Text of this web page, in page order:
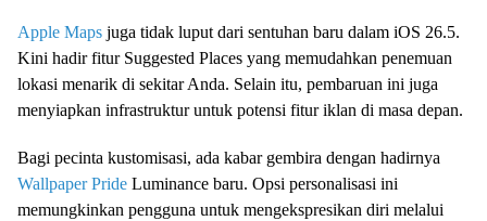
Apple Maps juga tidak luput dari sentuhan baru dalam iOS 26.5.
Kini hadir fitur Suggested Places yang memudahkan penemuan
lokasi menarik di sekitar Anda. Selain itu, pembaruan ini juga
menyiapkan infrastruktur untuk potensi fitur iklan di masa depan.
Bagi pecinta kustomisasi, ada kabar gembira dengan hadirnya
Wallpaper Pride Luminance baru. Opsi personalisasi ini
memungkinkan pengguna untuk mengekspresikan diri melalui